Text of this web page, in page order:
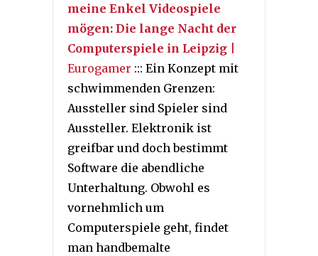
meine Enkel Videospiele
mögen: Die lange Nacht der
Computerspiele in Leipzig
Eurogamer ::: Ein Konzept mit
schwimmenden Grenzen:
Aussteller sind Spieler sind
Aussteller. Elektronik ist
greifbar und doch bestimmt
Software die abendliche
Unterhaltung. Obwohl es
vornehmlich um
Computerspiele geht, findet
man handbemalte